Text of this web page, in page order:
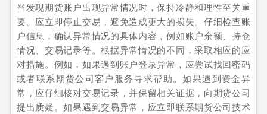
当发现期货账户出现异常情况时，保持冷静和理性至关重
要。应立即停止交易，避免造成更大的损失。仔细检查账
户信息，确认异常情况的具体内容，例如账户余额、持仓
情况、交易记录等。根据异常情况的不同，采取相应的应
对措施。例如，如果遇到账户登录异常，应尝试找回密码
或者联系期货公司客户服务寻求帮助。如果遇到资金异
常，应仔细核对交易记录，并保留相关证据，向期货公司
提出质疑。如果遇到交易异常，应立即联系期货公司技术